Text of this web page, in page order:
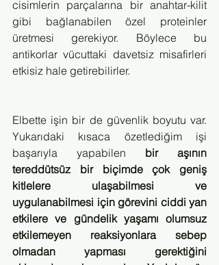
cisimlerin parçalarına bir anahtar-kilit
gibi bağlanabilen özel proteinler
üretmesi gerekiyor. Böylece bu
antikorlar vücuttaki davetsiz misafirleri
etkisiz hale getirebilirler.
Elbette işin bir de güvenlik boyutu var.
Yukarıdaki kısaca özetlediğim işi
başarıyla yapabilen bir aşının
tereddütsüz bir biçimde çok geniş
kitlelere ulaşabilmesi ve
uygulanabilmesi için görevini ciddi yan
etkilere ve gündelik yaşamı olumsuz
etkilemeyen reaksiyonlara sebep
olmadan yapması gerektiğini